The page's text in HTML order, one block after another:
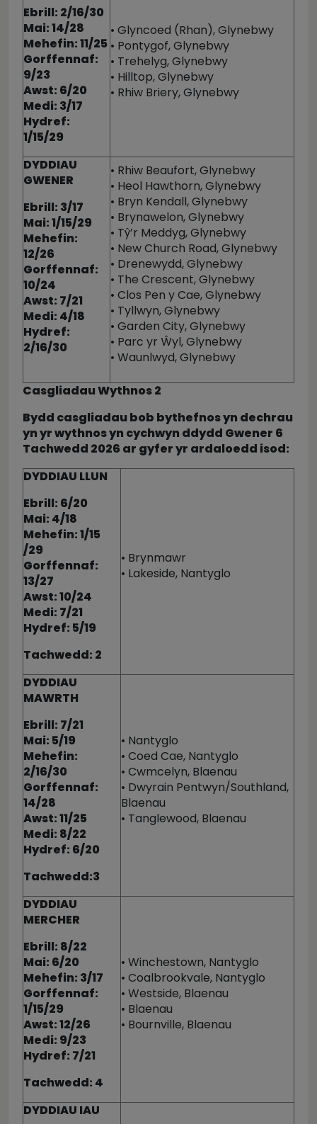
Ebrill: 2/16/30
Mai: 14/28
Mehefin: 11/25
Gorffennaf:
9/23
Awst: 6/20
Medi: 3/17
Hydref:
1/15/29
• Glyncoed (Rhan), Glynebwy
• Pontygof, Glynebwy
• Trehelyg, Glynebwy
• Hilltop, Glynebwy
• Rhiw Briery, Glynebwy
DYDDIAU
GWENER
Ebrill: 3/17
Mai: 1/15/29
Mehefin:
12/26
Gorffennaf:
10/24
Awst: 7/21
Medi: 4/18
Hydref:
2/16/30
• Rhiw Beaufort, Glynebwy
• Heol Hawthorn, Glynebwy
• Bryn Kendall, Glynebwy
• Brynawelon, Glynebwy
• Tŷ’r Meddyg, Glynebwy
• New Church Road, Glynebwy
• Drenewydd, Glynebwy
• The Crescent, Glynebwy
• Clos Pen y Cae, Glynebwy
• Tyllwyn, Glynebwy
• Garden City, Glynebwy
• Parc yr Ŵyl, Glynebwy
• Waunlwyd, Glynebwy
Casgliadau Wythnos 2
Bydd casgliadau bob bythefnos yn dechrau
yn yr wythnos yn cychwyn ddydd Gwener 6
Tachwedd 2026 ar gyfer yr ardaloedd isod:
DYDDIAU LLUN
Ebrill: 6/20
Mai: 4/18
Mehefin: 1/15
/29
Gorffennaf:
13/27
Awst: 10/24
Medi: 7/21
Hydref: 5/19
Tachwedd: 2
• Brynmawr
• Lakeside, Nantyglo
DYDDIAU
MAWRTH
Ebrill: 7/21
Mai: 5/19
Mehefin:
2/16/30
Gorffennaf:
14/28
Awst: 11/25
Medi: 8/22
Hydref: 6/20
Tachwedd:3
• Nantyglo
• Coed Cae, Nantyglo
• Cwmcelyn, Blaenau
• Dwyrain Pentwyn/Southland,
Blaenau
• Tanglewood, Blaenau
DYDDIAU
MERCHER
Ebrill: 8/22
Mai: 6/20
Mehefin: 3/17
Gorffennaf:
1/15/29
Awst: 12/26
Medi: 9/23
Hydref: 7/21
Tachwedd: 4
• Winchestown, Nantyglo
• Coalbrookvale, Nantyglo
• Westside, Blaenau
• Blaenau
• Bournville, Blaenau
DYDDIAU IAU